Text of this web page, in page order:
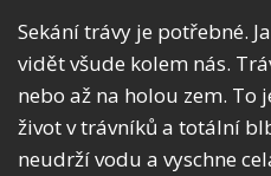
Sekání trávy je potřebné.
vidět všude kolem nás.
nebo až na holou zem. To
život v trávníků a totální
neudrží vodu a vyschne